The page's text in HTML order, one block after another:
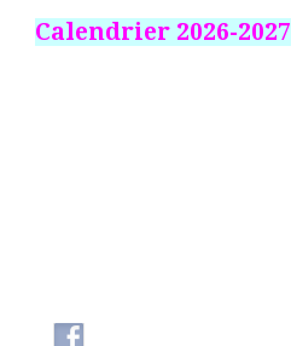
Calendrier 2026-2027